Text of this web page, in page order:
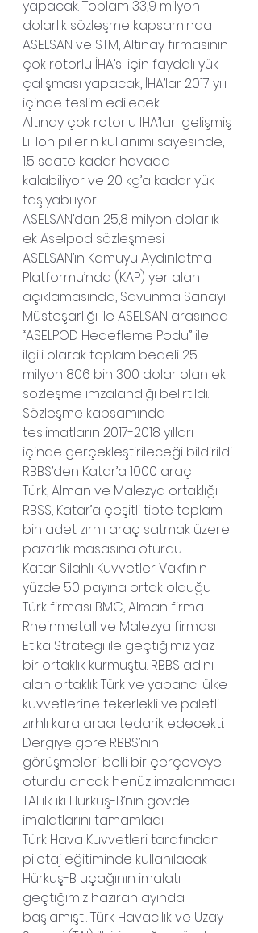
yapacak. Toplam 33,9 milyon
dolarlık sözleşme kapsamında
ASELSAN ve STM, Altınay firmasının
çok rotorlu İHA’sı için faydalı yük
çalışması yapacak, İHA’lar 2017 yılı
içinde teslim edilecek.
Altınay çok rotorlu İHA’ları gelişmiş
Li-Ion pillerin kullanımı sayesinde,
1.5 saate kadar havada
kalabiliyor ve 20 kg’a kadar yük
taşıyabiliyor.
ASELSAN’dan 25,8 milyon dolarlık
ek Aselpod sözleşmesi
ASELSAN’ın Kamuyu Aydınlatma
Platformu’nda (KAP) yer alan
açıklamasında, Savunma Sanayii
Müsteşarlığı ile ASELSAN arasında
“ASELPOD Hedefleme Podu” ile
ilgili olarak toplam bedeli 25
milyon 806 bin 300 dolar olan ek
sözleşme imzalandığı belirtildi.
Sözleşme kapsamında
teslimatların 2017-2018 yılları
içinde gerçekleştirileceği bildirildi.
RBBS’den Katar’a 1000 araç
Türk, Alman ve Malezya ortaklığı
RBSS, Katar’a çeşitli tipte toplam
bin adet zırhlı araç satmak üzere
pazarlık masasına oturdu.
Katar Silahlı Kuvvetler Vakfının
yüzde 50 payına ortak olduğu
Türk firması BMC, Alman firma
Rheinmetall ve Malezya firması
Etika Strategi ile geçtiğimiz yaz
bir ortaklık kurmuştu. RBBS adını
alan ortaklık Türk ve yabancı ülke
kuvvetlerine tekerlekli ve paletli
zırhlı kara aracı tedarik edecekti.
Dergiye göre RBBS’nin
görüşmeleri belli bir çerçeveye
oturdu ancak henüz imzalanmadı.
TAI ilk iki Hürkuş-B’nin gövde
imalatlarını tamamladı
Türk Hava Kuvvetleri tarafından
pilotaj eğitiminde kullanılacak
Hürkuş-B uçağının imalatı
geçtiğimiz haziran ayında
başlamıştı. Türk Havacılık ve Uzay